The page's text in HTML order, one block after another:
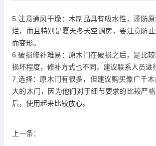
5.注意通风干燥：木制品具有吸水性，谨防
烂，而且特别是夏天冬天空调房，要注意防
而变形。
6.破损修补难易：原木门在破损之后，是比
损坏程度，修补方式也不同，建议联系人员进
7.选择：原木门有很多，但建议购买像广千木
大的木门，因为他们对于细节要求的比较严
后，使用起来比较放心。
上一条：